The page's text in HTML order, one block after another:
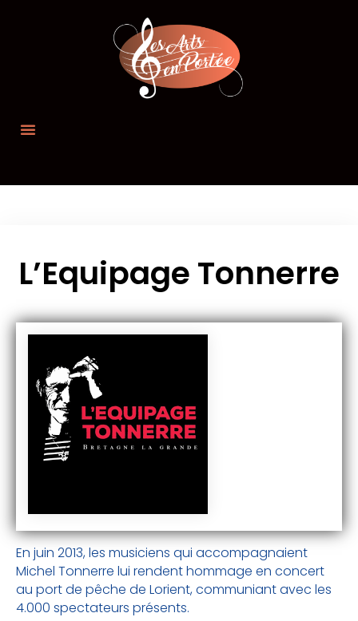
L’Equipage Tonnerre
En juin 2013, les musiciens qui accompagnaient
Michel Tonnerre lui rendent hommage en concert
au port de pêche de Lorient, communiant avec les
4.000 spectateurs présents.